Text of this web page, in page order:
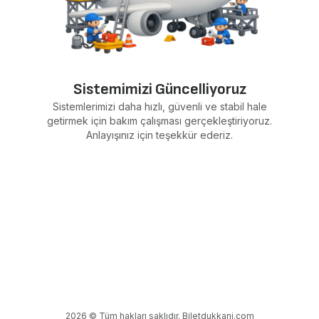
Sistemimizi Güncelliyoruz
Sistemlerimizi daha hızlı, güvenli ve stabil hale
getirmek için bakım çalışması gerçekleştiriyoruz.
Anlayışınız için teşekkür ederiz.
2026 © Tüm hakları saklıdır. Biletdukkani.com